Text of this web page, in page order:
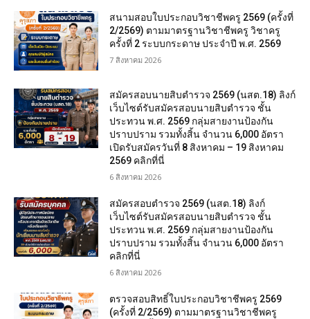
สนามสอบใบประกอบวิชาชีพครู 2569 (ครั้งที่
2/2569) ตามมาตรฐานวิชาชีพครู วิชาครู
ครั้งที่ 2 ระบบกระดาษ ประจำปี พ.ศ. 2569
7 สิงหาคม 2026
สมัครสอบนายสิบตำรวจ 2569 (นสต.18) ลิงก์
เว็บไซต์รับสมัครสอบนายสิบตำรวจ ชั้น
ประทวน พ.ศ. 2569 กลุ่มสายงานป้องกัน
ปราบปราม รวมทั้งสิ้น จำนวน 6,000 อัตรา
เปิดรับสมัครวันที่ 8 สิงหาคม – 19 สิงหาคม
2569 คลิกที่นี่
6 สิงหาคม 2026
สมัครสอบตํารวจ 2569 (นสต.18) ลิงก์
เว็บไซต์รับสมัครสอบนายสิบตำรวจ ชั้น
ประทวน พ.ศ. 2569 กลุ่มสายงานป้องกัน
ปราบปราม รวมทั้งสิ้น จำนวน 6,000 อัตรา
คลิกที่นี่
6 สิงหาคม 2026
ตรวจสอบสิทธิ์ใบประกอบวิชาชีพครู 2569
(ครั้งที่ 2/2569) ตามมาตรฐานวิชาชีพครู